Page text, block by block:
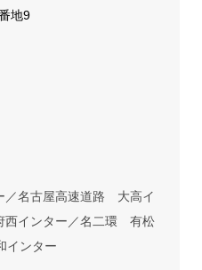
地9
名古屋高速道路 大高イ
西インター／名二環 有松
インター